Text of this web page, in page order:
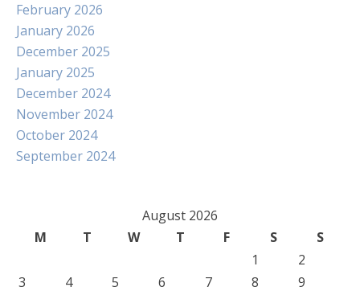
February 2026
January 2026
December 2025
January 2025
December 2024
November 2024
October 2024
September 2024
August 2026
M
T W T F S
S
1
2
3
4 5 6 7 8
9